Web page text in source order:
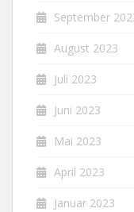
September
August 2023
Juli 2023
Juni 2023
Mai 2023
April 2023
Januar 2023